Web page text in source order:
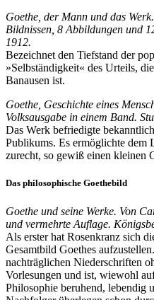
Goethe, der Mann und das
Bildnissen, 8 Abbildungen und
1912.
Bezeichnet den Tiefstand der
»Selbständigkeit« des Urteils,
Banausen ist.
Goethe, Geschichte eines
Volksausgabe in einem Band.
Das Werk befriedigte
Publikums. Es ermöglichte dem
zurecht, so gewiß einen kleinen
Das philosophische Goethebild
Goethe und seine Werke. Von
und vermehrte Auflage.
Als erster hat Rosenkranz sich
Gesamtbild Goethes
nachträglichen Niederschriften
Vorlesungen und ist, wiewohl
Philosophie beruhend, lebendig